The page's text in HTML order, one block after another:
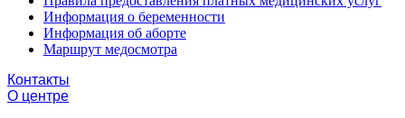
Информация о беременности
Информация об аборте
Маршрут медосмотра
Контакты
О центре